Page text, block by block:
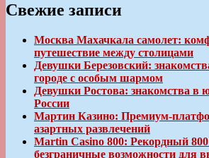
Свежие записи
Москва Махачкала самолет:
путешествие между столицами
Девушки Березовский:
городе с особым шармом
Девушки Ростова: знакомства в
России
Мартин Казино: Премиум-
азартных развлечений
Martin Casino 800: Рекордный
безграничные возможности для